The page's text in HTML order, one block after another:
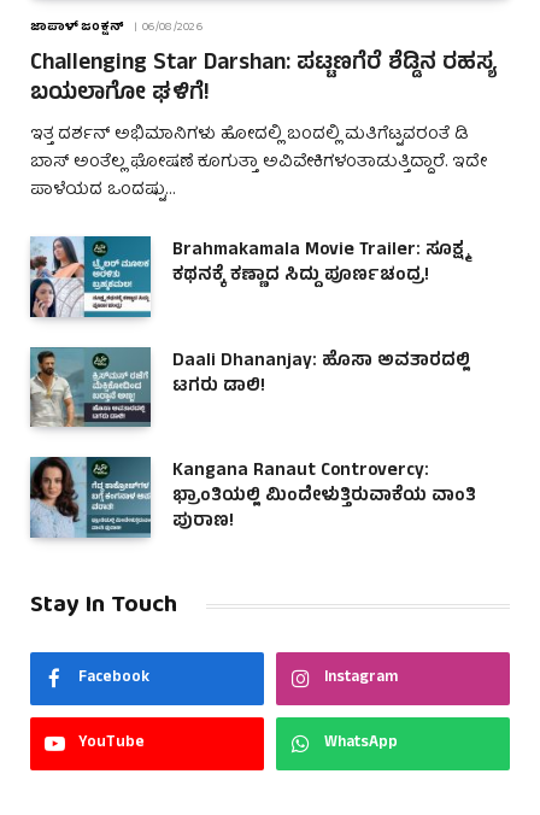
ಜಾಪಾಳ್ ಜಂಕ್ಷನ್ 06/08/2026
Challenging Star Darshan: ಪಟ್ಟಣಗೆರೆ ಶೆಡ್ಡಿನ ರಹಸ್ಯ
ಬಯಲಾಗೋ ಘಳಿಗೆ!
ಇತ್ತ ದರ್ಶನ್ ಅಭಿಮಾನಿಗಳು ಹೋದಲ್ಲಿ ಬಂದಲ್ಲಿ ಮತಿಗೆಟ್ಟವರಂತೆ ಡಿ
ಬಾಸ್ ಅಂತೆಲ್ಲ ಘೋಷಣೆ ಕೂಗುತ್ತಾ ಅವಿವೇಕಿಗಳಂತಾಡುತ್ತಿದ್ದಾರೆ. ಇದೇ
ಪಾಳೆಯದ ಒಂದಷ್ಟು…
Brahmakamala Movie Trailer: ಸೂಕ್ಷ್ಮ
ಕಥನಕ್ಕೆ ಕಣ್ಣಾದ ಸಿದ್ದು ಪೂರ್ಣಚಂದ್ರ!
Daali Dhananjay: ಹೊಸಾ ಅವತಾರದಲ್ಲಿ
ಟಗರು ಡಾಲಿ!
Kangana Ranaut Controvercy:
ಭ್ರಾಂತಿಯಲ್ಲಿ ಮಿಂದೇಳುತ್ತಿರುವಾಕೆಯ ವಾಂತಿ
ಪುರಾಣ!
Stay In Touch
Facebook Instagram
YouTube WhatsApp